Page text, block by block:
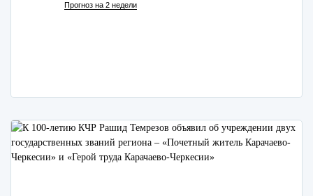
Прогноз на 2 недели